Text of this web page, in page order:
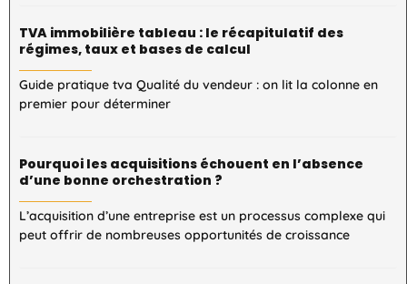
TVA immobilière tableau : le récapitulatif des
régimes, taux et bases de calcul
Guide pratique tva Qualité du vendeur : on lit la colonne en
premier pour déterminer
Pourquoi les acquisitions échouent en l’absence
d’une bonne orchestration ?
L’acquisition d’une entreprise est un processus complexe qui
peut offrir de nombreuses opportunités de croissance